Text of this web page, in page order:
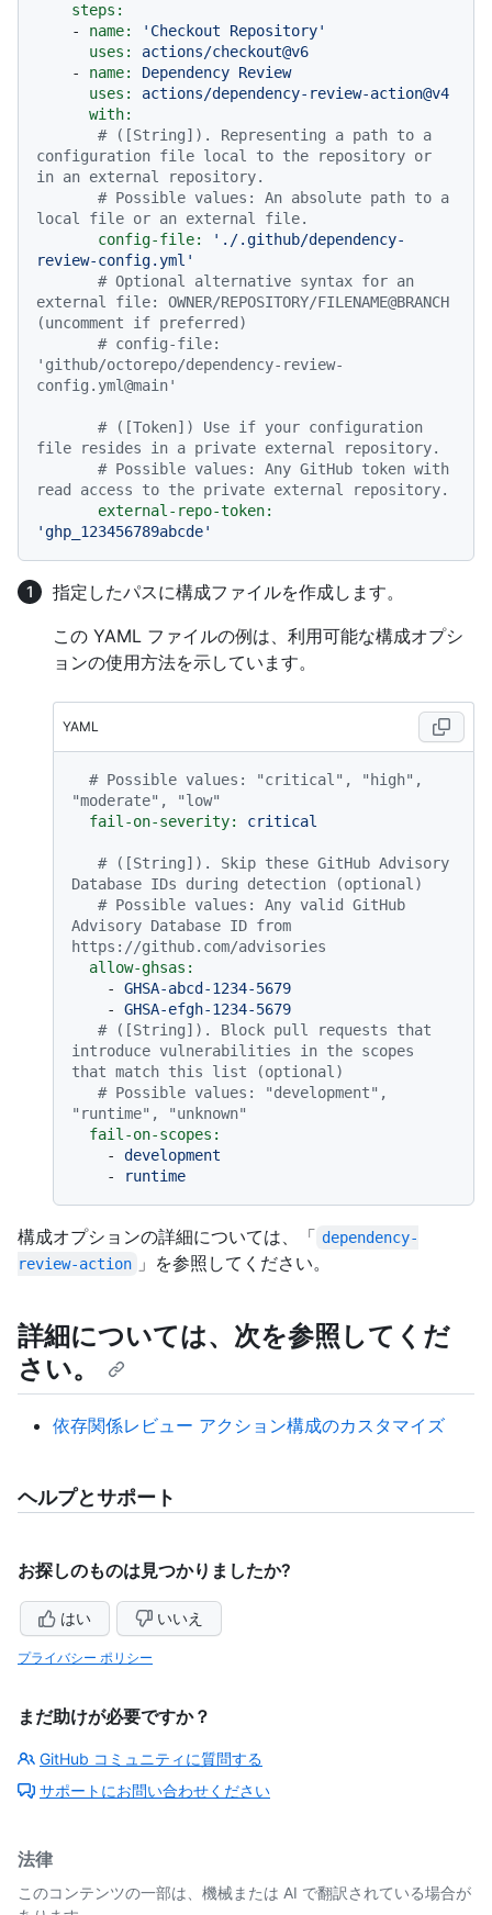
steps:
-
name:
'Checkout Repository'
uses:
actions/checkout@v6
-
name: Dependency Review
uses:
actions/dependency-review-action@v4
with:
# ([String]). Representing a path to a
configuration file local to the repository or
in an external repository.
# Possible values: An absolute path to a
local file or an external file.
config-file:
'./.github/dependency-
review-config.yml'
# Optional alternative syntax for an
external file: OWNER/REPOSITORY/FILENAME@BRANCH
(uncomment if preferred)
# config-file:
'github/octorepo/dependency-review-
config.yml@main'
# ([Token]) Use if your configuration
file resides in a private external repository.
# Possible values: Any GitHub token with
read access to the private external repository.
external-repo-token:
'ghp_123456789abcde'
指定したパスに構成ファイルを作成します。
この YAML ファイルの例は、利用可能な構成オプシ
ョンの使用方法を示しています。
YAML
# Possible values: "critical", "high",
"moderate", "low"
fail-on-severity:
critical
# ([String]). Skip these GitHub Advisory
Database IDs during detection (optional)
# Possible values: Any valid GitHub
Advisory Database ID from
https://github.com/advisories
allow-ghsas:
-
GHSA-abcd-1234-5679
-
GHSA-efgh-1234-5679
# ([String]). Block pull requests that
introduce vulnerabilities in the scopes
that match this list (optional)
# Possible values: "development",
"runtime", "unknown"
fail-on-scopes:
-
development
-
runtime
構成オプションの詳細については、「 dependency-
review-action
」を参照してください。
詳細については、次を参照してくだ
さい。
依存関係レビュー アクション構成のカスタマイズ
ヘルプとサポート
お探しのものは見つかりましたか?
はい いいえ
プライバシー ポリシー
まだ助けが必要ですか？
GitHub コミュニティに質問する
サポートにお問い合わせください
法律
このコンテンツの一部は、機械または AI で翻訳されている場合が